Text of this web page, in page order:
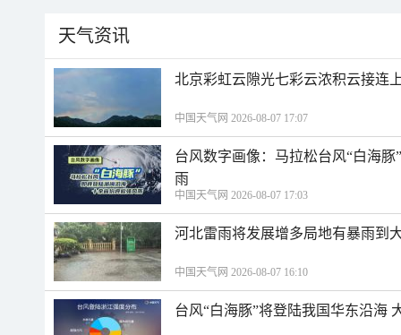
天气资讯
北京彩虹云隙光七彩云浓积云接连
中国天气网 2026-08-07 17:07
台风数字画像：马拉松台风“白海
雨
中国天气网 2026-08-07 17:03
河北雷雨将发展增多局地有暴雨到
中国天气网 2026-08-07 16:10
台风“白海豚”将登陆我国华东沿海